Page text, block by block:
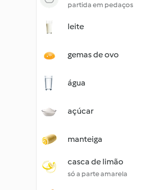
partida em pedaços
leite
gemas de ovo
água
açúcar
manteiga
casca de limão
só a parte amarela